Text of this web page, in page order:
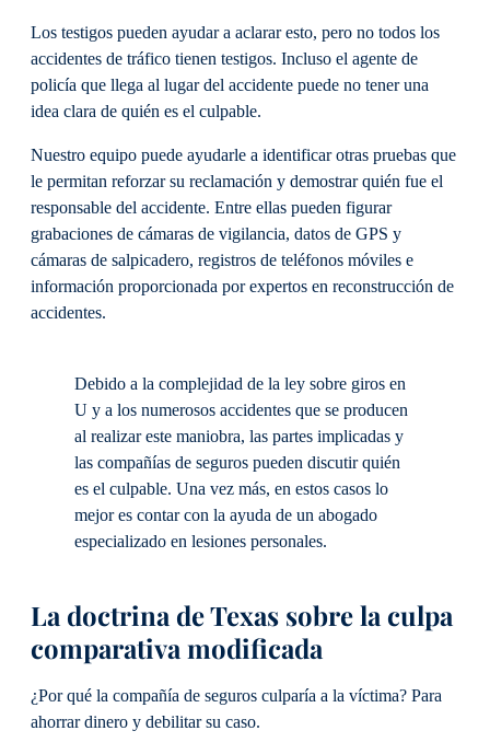
Los testigos pueden ayudar a aclarar esto, pero no todos los
accidentes de tráfico tienen testigos. Incluso el agente de
policía que llega al lugar del accidente puede no tener una
idea clara de quién es el culpable.
Nuestro equipo puede ayudarle a identificar otras pruebas que
le permitan reforzar su reclamación y demostrar quién fue el
responsable del accidente. Entre ellas pueden figurar
grabaciones de cámaras de vigilancia, datos de GPS y
cámaras de salpicadero, registros de teléfonos móviles e
información proporcionada por expertos en reconstrucción de
accidentes.
Debido a la complejidad de la ley sobre giros en
U y a los numerosos accidentes que se producen
al realizar este maniobra, las partes implicadas y
las compañías de seguros pueden discutir quién
es el culpable. Una vez más, en estos casos lo
mejor es contar con la ayuda de un abogado
especializado en lesiones personales.
La doctrina de Texas sobre la culpa
comparativa modificada
¿Por qué la compañía de seguros culparía a la víctima? Para
ahorrar dinero y debilitar su caso.